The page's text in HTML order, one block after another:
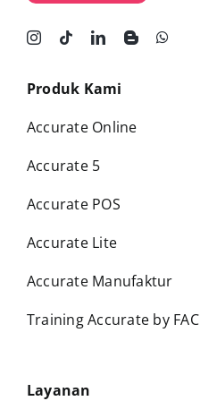
Produk Kami
Accurate Online
Accurate 5
Accurate POS
Accurate Lite
Accurate Manufaktur
Training Accurate by FAC
Layanan